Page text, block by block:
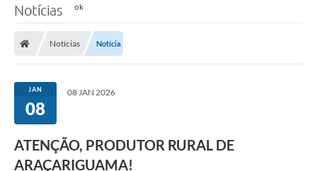
Notícias
Notícias Notícia
JAN
08
08 JAN 2026
ATENÇÃO, PRODUTOR RURAL DE
ARAÇARIGUAMA!